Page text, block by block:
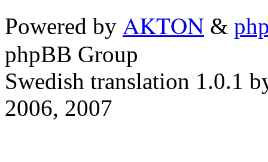
Powered by AKTON &
phpBB Group
Swedish translation 1.0.1
2006, 2007